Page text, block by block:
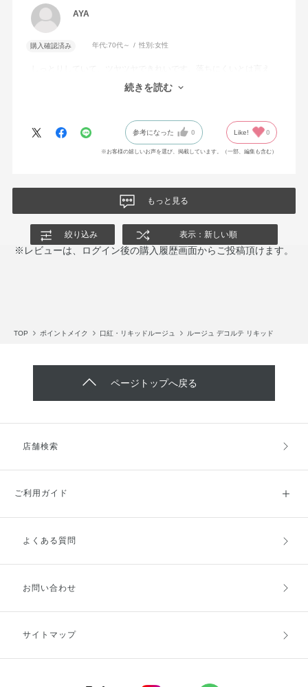
AYA
購入確認済み 年代:70代～ 性別:女性
ないかな？ちょっと残念ですが、でも、きれいで気に入っていま
続きを読む
参考になった 0 Like! 0
※お客様の嬉しいお声を選び、掲載しています。（一部、編集も含む）
もっと見る
絞り込み 表示：新しい順
※レビューは、ログイン後の購入履歴画面からご投稿頂けます。
TOP ポイントメイク 口紅・リキッドルージュ ルージュ デコルテ リキッド
ページトップへ戻る
店舗検索
ご利用ガイド
ご利用ガイドトップ
お支払方法
キャンセル・返品・交換
よくある質問
お問い合わせ
サイトマップ